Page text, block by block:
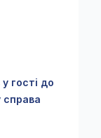
гості до
справа